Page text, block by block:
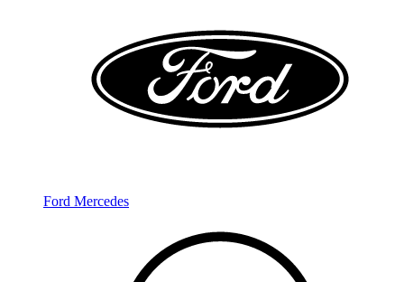
Ford Mercedes